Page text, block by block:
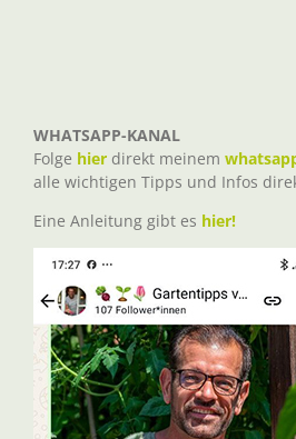
WHATSAPP-KANAL
Folge hier direkt meinem
alle wichtigen Tipps und Infos
Eine Anleitung gibt es hier!